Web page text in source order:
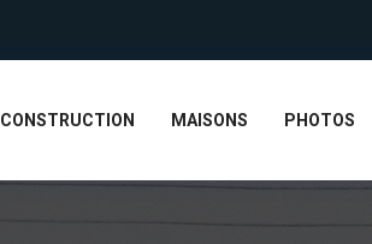
CONSTRUCTION MAISONS PHOTOS